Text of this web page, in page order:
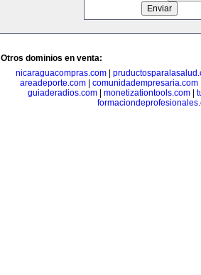
Otros dominios en venta:
nicaraguacompras.com
areadeporte.com| comunidadempresaria.com
guiaderadios.com| monetizationtools.com|